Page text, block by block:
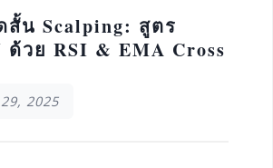
สั้น Scalping: สูตร
ด้วย RSI & EMA Cross
2025